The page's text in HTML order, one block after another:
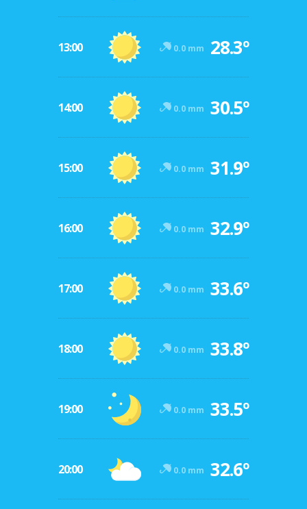
13:00 0.0 mm 28.3º
14:00 0.0 mm 30.5º
15:00 0.0 mm 31.9º
16:00 0.0 mm 32.9º
17:00 0.0 mm 33.6º
18:00 0.0 mm 33.8º
19:00 0.0 mm 33.5º
20:00 0.0 mm 32.6º